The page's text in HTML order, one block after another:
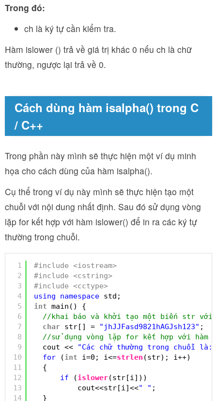
Trong đó:
ch là ký tự cần kiểm tra.
Hàm islower () trả về giá trị khác 0 nếu ch là chữ
thường, ngược lại trả về 0.
Cách dùng hàm isalpha() trong C
/ C++
Trong phần này mình sẽ thực hiện một ví dụ minh
họa cho cách dùng của hàm isalpha().
Cụ thể trong ví dụ này mình sẽ thực hiện tạo một
chuỗi với nội dung nhất định. Sau đó sử dụng vòng
lặp for kết hợp với hàm islower() để in ra các ký tự
thường trong chuỗi.
1
2
3
4
5
6
7
8
9
10
11
12
13
14
#include <iostream>
#include <cstring>
#include <cctype>
using
namespace std;
int main() {
//khai báo và khởi tạo một biến str với
char str[] = "jhJJFasd9821hAGJsh123" ;
//sử dụng vòng lặp for kết hợp với hàm
cout <<
"Các chữ thường trong chuỗi là:
for
(int i=0; i<=strlen (str); i++)
{
if
(islower(str[i]))
cout<<str[i]<<" " ;
}